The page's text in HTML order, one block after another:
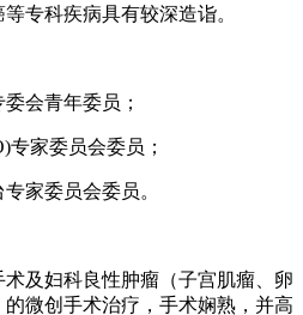
专科疾病具有较深造诣。
会青年委员；
专家委员会委员；
家委员会委员。
及妇科良性肿瘤（子宫肌瘤、卵
微创手术治疗，手术娴熟，并高